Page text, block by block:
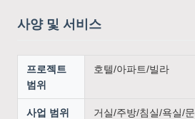
사양 및 서비스
프로젝트
범위
호텔/아파트/빌라
사업 범위 거실/주방/침실/욕실/문